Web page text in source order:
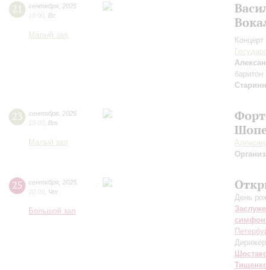
21 сентября 2025
19:00 Вс
Малый зал
баритон
23 сентября 2025
19:00 Вт
Малый зал
25 сентября 2025
20:00 Чт
Большой зал
День